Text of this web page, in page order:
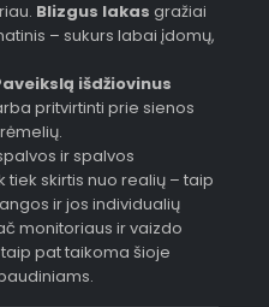
Blizgus lakas gražiai
– sukurs labai įdomų,
išdžiovinus
pritvirtinti prie sienos
ir spalvos
skirtis nuo realių – taip
ir jos individualių
monitoriaus ir vaizdo
pat taikoma šioje